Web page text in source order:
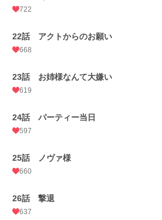
722
22話 アクトからのお願い
668
23話 お姉様なんて大嫌い
619
24話 パーティー当日
597
25話 ノヴァ様
660
26話 撃退
637